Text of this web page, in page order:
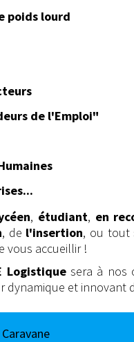
poids lourd
de l'Emploi"
, étudiant, en
, de l'insertion, ou tout
vous accueillir !
Logistique sera à nos
dynamique et innovant